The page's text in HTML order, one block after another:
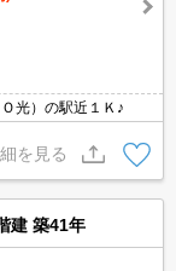
光）の駅近１Ｋ♪
を見る
建 築41年